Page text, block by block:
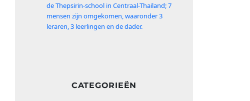
de Thepsirin-school in Centraal-Thailand; 7
mensen zijn omgekomen, waaronder 3
leraren, 3 leerlingen en de dader.
CATEGORIEËN